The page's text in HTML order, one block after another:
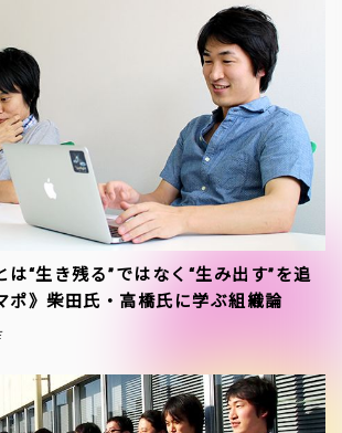
は“生き残る”ではなく“生み出す”を追
》柴田氏・高橋氏に学ぶ組織論